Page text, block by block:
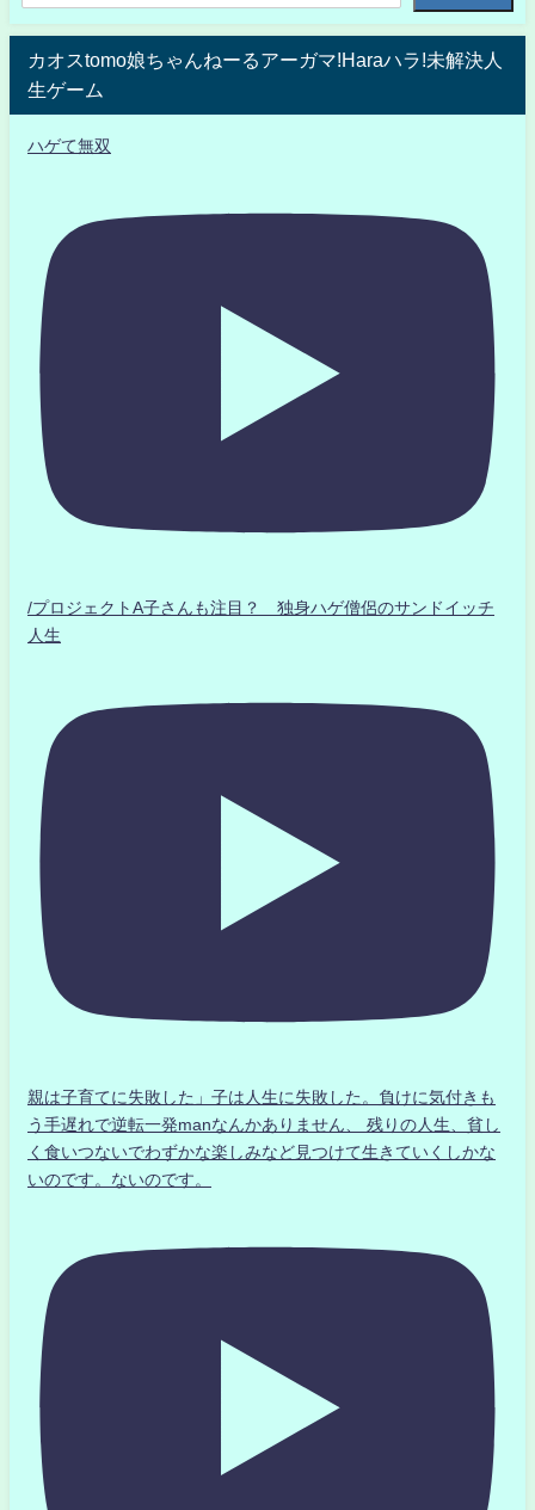
カオスtomo娘ちゃんねーるアーガマ!Haraハラ!未解決人
生ゲーム
ハゲて無双
/プロジェクトA子さんも注目？ 独身ハゲ僧侶のサンドイッチ
人生
親は子育てに失敗した」子は人生に失敗した。負けに気付きも
う手遅れで逆転一発manなんかありません、 残りの人生、貧し
く食いつないでわずかな楽しみなど見つけて生きていくしかな
いのです。ないのです。